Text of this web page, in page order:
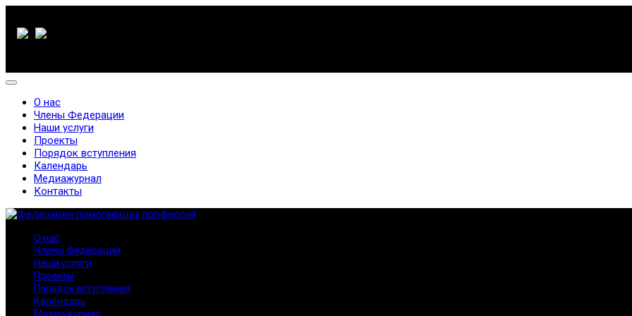
О нас
Члены Федерации
Наши услуги
Проекты
Порядок вступления
Календарь
Медиажурнал
Контакты
О нас
Члены Федерации
Наши услуги
Проекты
Порядок вступления
Календарь